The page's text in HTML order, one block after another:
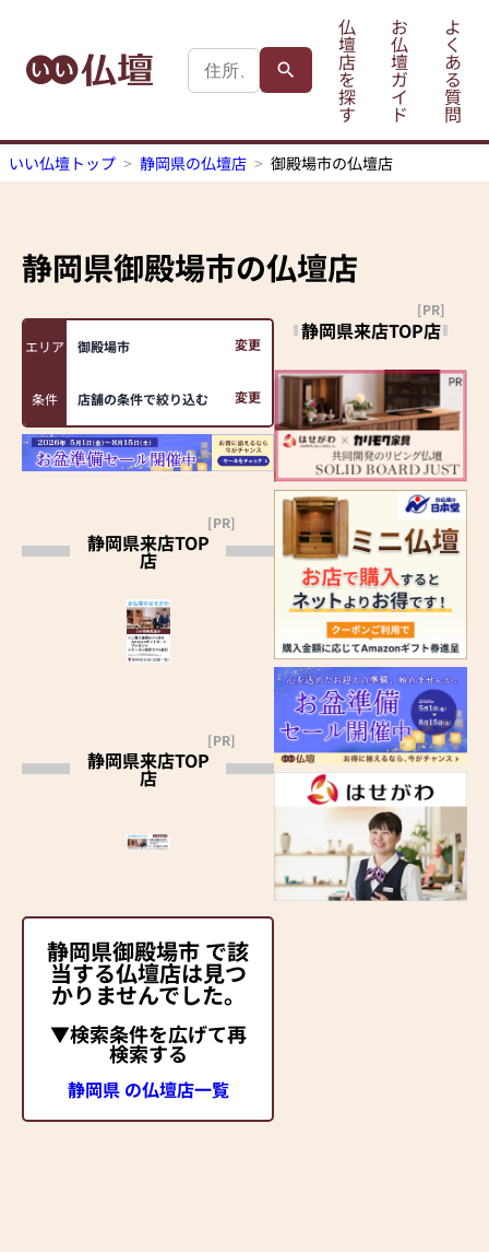
仏
壇
店
を
探
す
お
仏
壇
ガ
イ
ド
よ
く
あ
る
質
問
いい仏壇トップ 静岡県の仏壇店 御殿場市の仏壇店
静岡県御殿場市の仏壇店
エリア 御殿場市 変更
条件 店舗の条件で絞り込む 変更
静岡県来店TOP
店
[PR]
静岡県来店TOP
店
[PR]
静岡県御殿場市 で該
当する仏壇店は見つ
かりませんでした。
▼検索条件を広げて再
検索する
静岡県 の仏壇店一覧
静岡県来店TOP店
[PR]